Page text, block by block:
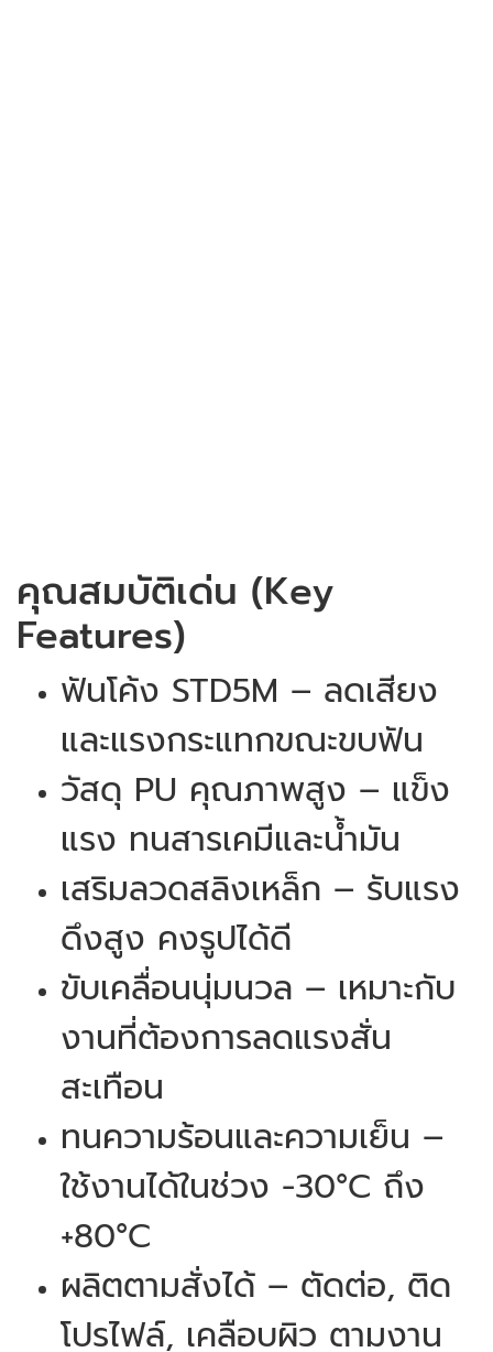
คุณสมบัติเด่น (Key
Features)
ฟันโค้ง STD5M – ลดเสียง
และแรงกระแทกขณะขบฟัน
วัสดุ PU คุณภาพสูง – แข็ง
แรง ทนสารเคมีและน้ำมัน
เสริมลวดสลิงเหล็ก – รับแรง
ดึงสูง คงรูปได้ดี
ขับเคลื่อนนุ่มนวล – เหมาะกับ
งานที่ต้องการลดแรงสั่น
สะเทือน
ทนความร้อนและความเย็น –
ใช้งานได้ในช่วง -30°C ถึง
+80°C
ผลิตตามสั่งได้ – ตัดต่อ, ติด
โปรไฟล์, เคลือบผิว ตามงาน